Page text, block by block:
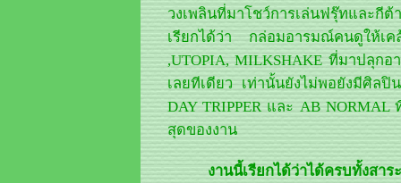
วงเพลินที่มาโชว์การเล่นฟรุ๊ทและกี
เรียกได้ว่า กล่อมอารมณ์คนดูให้เ
,UTOPIA, MILKSHAKE ที่มาปลุก
เลยทีเดียว เท่านั้นยังไม่พอยังมีศิลปิ
DAY TRIPPER และ AB
สุดของงาน
งานนี้เรียกได้ว่าได้ครบทั้งสา